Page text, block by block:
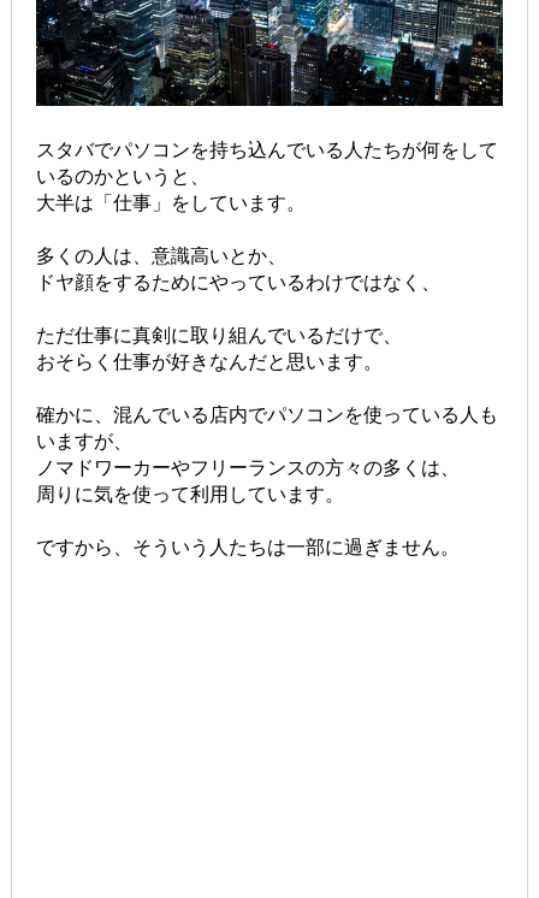
スタバでパソコンを持ち込んでいる人たちが何をして
いるのかというと、
大半は「仕事」をしています。
多くの人は、意識高いとか、
ドヤ顔をするためにやっているわけではなく、
ただ仕事に真剣に取り組んでいるだけで、
おそらく仕事が好きなんだと思います。
確かに、混んでいる店内でパソコンを使っている人も
いますが、
ノマドワーカーやフリーランスの方々の多くは、
周りに気を使って利用しています。
ですから、そういう人たちは一部に過ぎません。